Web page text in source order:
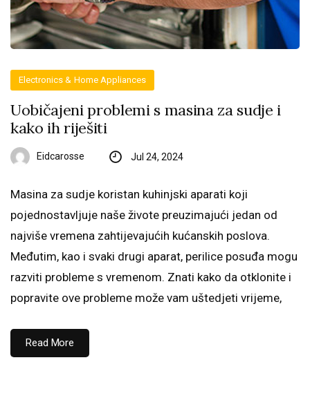
Electronics & Home Appliances
Uobičajeni problemi s masina za sudje i
kako ih riješiti
Eidcarosse Jul 24, 2024
Masina za sudje koristan kuhinjski aparati koji
pojednostavljuje naše živote preuzimajući jedan od
najviše vremena zahtijevajućih kućanskih poslova.
Međutim, kao i svaki drugi aparat, perilice posuđa mogu
razviti probleme s vremenom. Znati kako da otklonite i
popravite ove probleme može vam uštedjeti vrijeme,
Read More